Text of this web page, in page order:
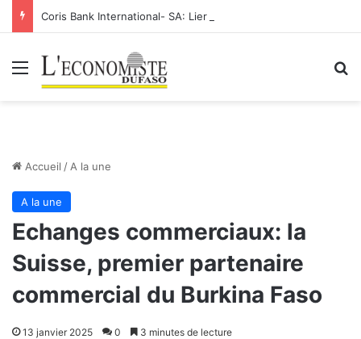
Menu
Accueil / A la une
A la une
Echanges commerciaux: la
Suisse, premier partenaire
commercial du Burkina Faso
13 janvier 2025 0 3 minutes de lecture